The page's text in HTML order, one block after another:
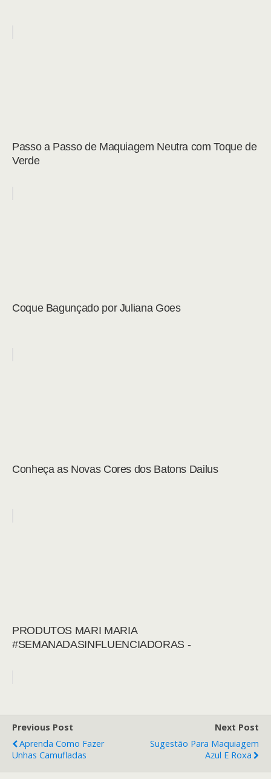
Passo a Passo de Maquiagem Neutra com Toque de
Verde
Coque Bagunçado por Juliana Goes
Conheça as Novas Cores dos Batons Dailus
PRODUTOS MARI MARIA
#SEMANADASINFLUENCIADORAS -
Previous Post
Aprenda Como Fazer
Unhas Camufladas
Next Post
Sugestão Para Maquiagem
Azul E Roxa